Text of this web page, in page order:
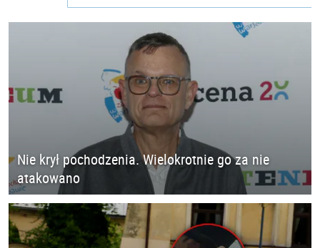
Nie krył pochodzenia. Wielokrotnie go za nie
atakowano